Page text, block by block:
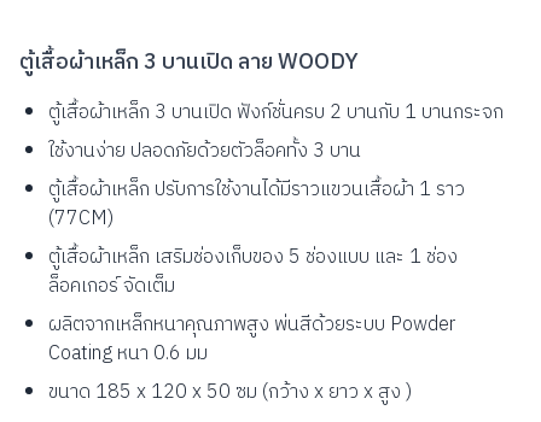
ตู้เสื้อผ้าเหล็ก 3 บานเปิด ลาย WOODY
ตู้เสื้อผ้าเหล็ก 3 บานเปิด ฟังก์ชั่นครบ 2 บานกับ 1 บานกระจก
ใช้งานง่าย ปลอดภัยด้วยตัวล็อคทั้ง 3 บาน
ตู้เสื้อผ้าเหล็ก ปรับการใช้งานได้มีราวแขวนเสื้อผ้า 1 ราว
(77CM)
ตู้เสื้อผ้าเหล็ก เสริมช่องเก็บของ 5 ช่องแบบ และ 1 ช่อง
ล็อคเกอร์ จัดเต็ม
ผลิตจากเหล็กหนาคุณภาพสูง พ่นสีด้วยระบบ Powder
Coating หนา 0.6 มม
ขนาด 185 x 120 x 50 ซม (กว้าง x ยาว x สูง )